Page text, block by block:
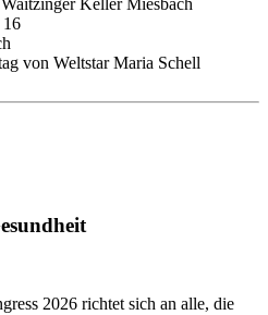
Keller Miesbach
16
von Weltstar Maria Schell
2026 richtet sich an alle, die